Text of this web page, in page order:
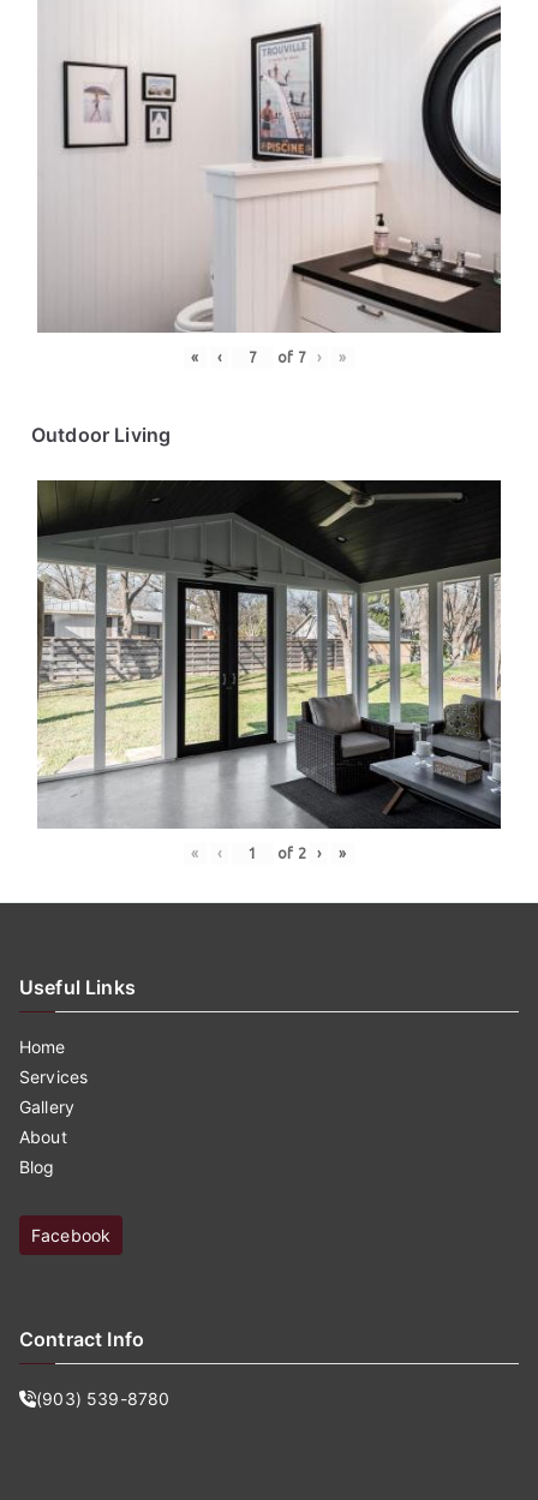
« ‹ of 7 › »
Outdoor Living
« ‹ of 2 › »
Useful Links
Home
Services
Gallery
About
Blog
Facebook
Contract Info
(903) 539-8780